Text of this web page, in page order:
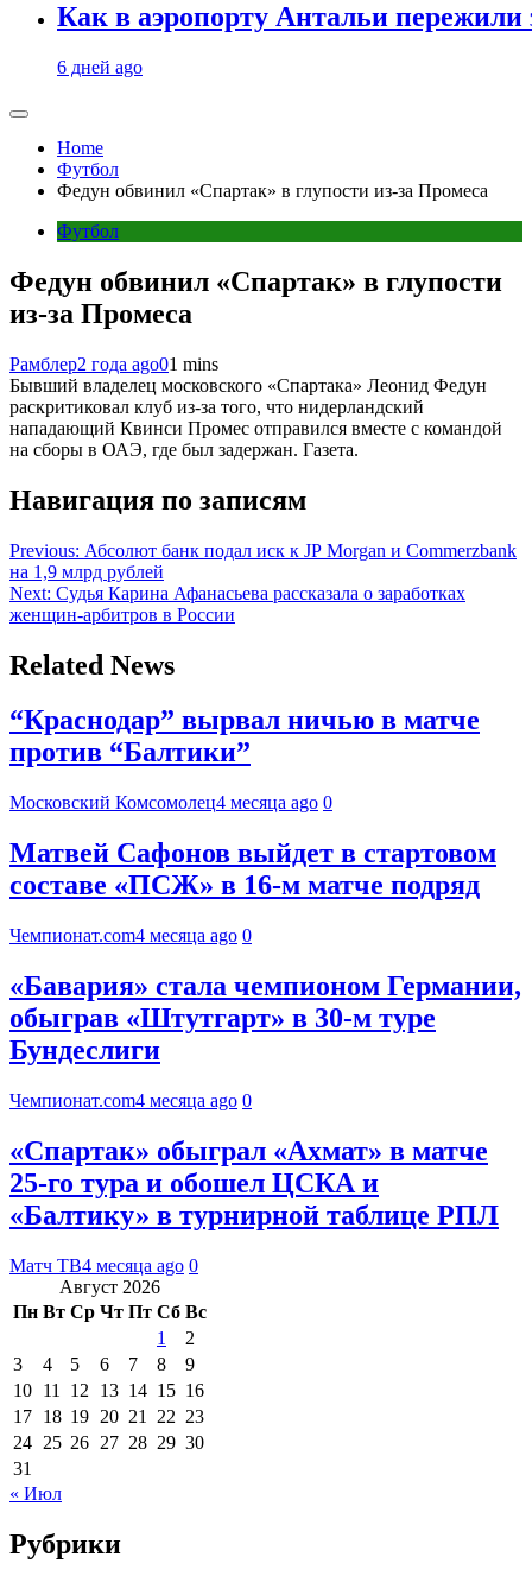
Как в аэропорту Антальи
6 дней ago
Home
Футбол
Федун обвинил «Спартак» в глупости из-за Промеса
Футбол
Федун обвинил «Спартак» в глупости
из-за Промеса
Рамблер2 года ago01 mins
Бывший владелец московского «Спартака» Леонид Федун
раскритиковал клуб из-за того, что нидерландский
нападающий Квинси Промес отправился вместе с командой
на сборы в ОАЭ, где был задержан. Газета.
Навигация по записям
Previous: Абсолют банк подал иск к JP Morgan и Commerzbank
на 1,9 млрд рублей
Next: Судья Карина Афанасьева рассказала о заработках
женщин-арбитров в России
Related News
“Краснодар” вырвал ничью в матче
против “Балтики”
Московский Комсомолец4 месяца ago 0
Матвей Сафонов выйдет в стартовом
составе «ПСЖ» в 16-м матче подряд
Чемпионат.com4 месяца ago 0
«Бавария» стала чемпионом Германии,
обыграв «Штутгарт» в 30-м туре
Бундеслиги
Чемпионат.com4 месяца ago 0
«Спартак» обыграл «Ахмат» в матче
25‑го тура и обошел ЦСКА и
«Балтику» в турнирной таблице РПЛ
Матч ТВ4 месяца ago 0
Август 2026
Пн Вт Ср Чт Пт Сб Вс
1
2
3
4 5 6 7 8
9
10 11 12 13 14 15 16
17 18 19 20 21 22 23
24 25 26 27 28 29 30
31
« Июл
Рубрики